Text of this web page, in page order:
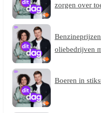
zorgen over
oliebedrijven
Boeren in